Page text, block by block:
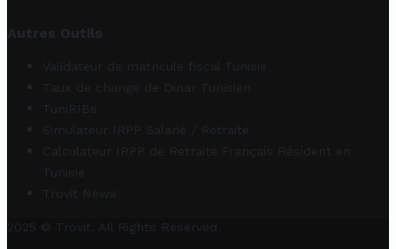
Autres Outils
Validateur de matricule fiscal Tunisie
Taux de change de Dinar Tunisien
TuniRIBs
Simulateur IRPP Salarié / Retraité
Calculateur IRPP de Retraité Français Résident en
Tunisie
Trovit News
2025 © Trovit. All Rights Reserved.